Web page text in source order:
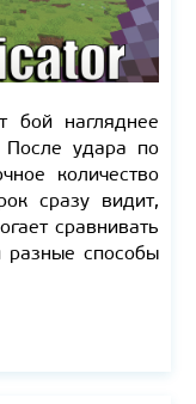
бой нагляднее
удара по
количество
сразу видит,
сравнивать
разные способы